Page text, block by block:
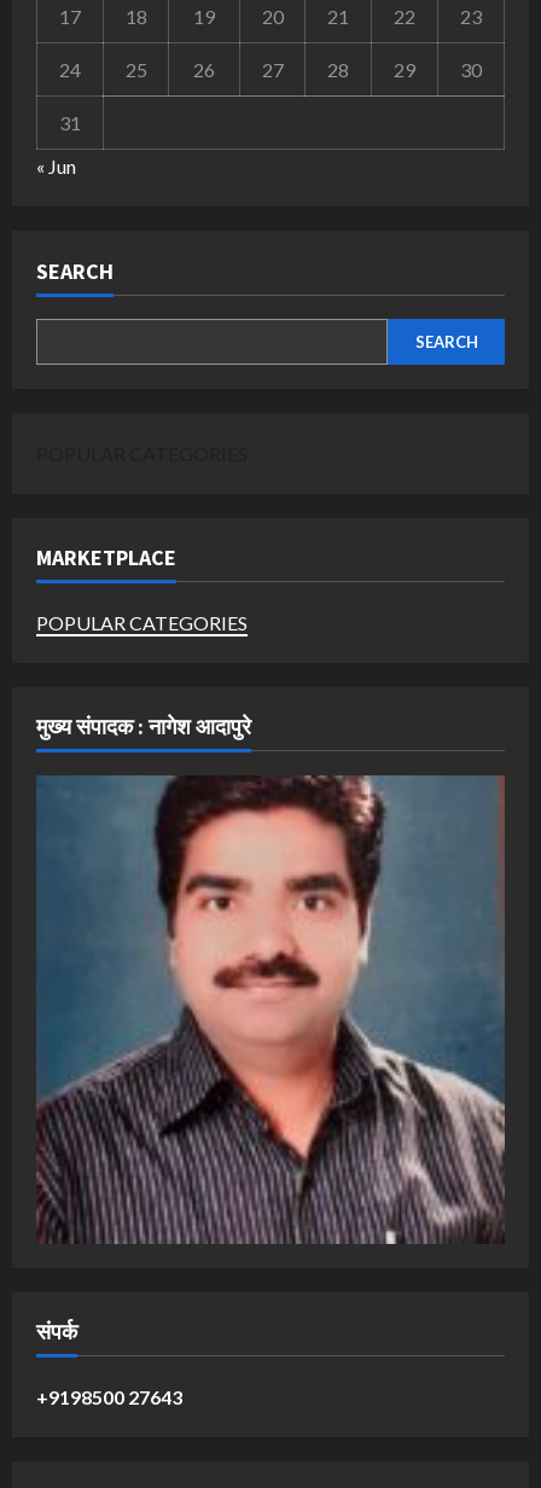
17 18 19 20 21 22 23
24 25 26 27 28 29 30
31
« Jun
SEARCH
SEARCH
MARKETPLACE
POPULAR CATEGORIES
मुख्य संपादक : नागेश आदापुरे
संपर्क
+9198500 27643